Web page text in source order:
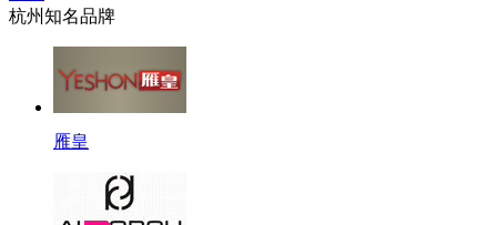
杭州知名品牌
雁皇